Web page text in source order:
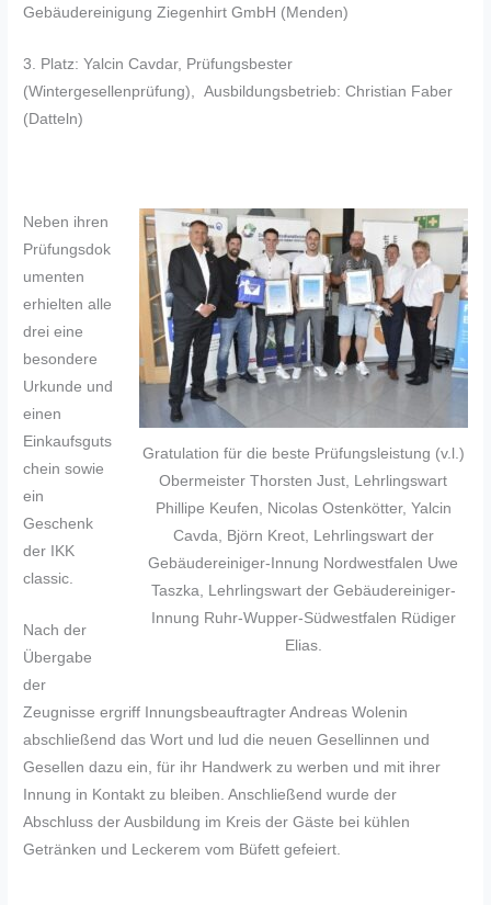
Gebäudereinigung Ziegenhirt GmbH (Menden)
3. Platz: Yalcin Cavdar, Prüfungsbester
(Wintergesellenprüfung), Ausbildungsbetrieb: Christian Faber
(Datteln)
Gratulation für die beste Prüfungsleistung (v.l.)
Obermeister Thorsten Just, Lehrlingswart
Phillipe Keufen, Nicolas Ostenkötter, Yalcin
Cavda, Björn Kreot, Lehrlingswart der
Gebäudereiniger-Innung Nordwestfalen Uwe
Taszka, Lehrlingswart der Gebäudereiniger-
Innung Ruhr-Wupper-Südwestfalen Rüdiger
Elias.
Neben ihren
Prüfungsdok
umenten
erhielten alle
drei eine
besondere
Urkunde und
einen
Einkaufsguts
chein sowie
ein
Geschenk
der IKK
classic.
Nach der
Übergabe
der
Zeugnisse ergriff Innungsbeauftragter Andreas Wolenin
abschließend das Wort und lud die neuen Gesellinnen und
Gesellen dazu ein, für ihr Handwerk zu werben und mit ihrer
Innung in Kontakt zu bleiben. Anschließend wurde der
Abschluss der Ausbildung im Kreis der Gäste bei kühlen
Getränken und Leckerem vom Büfett gefeiert.